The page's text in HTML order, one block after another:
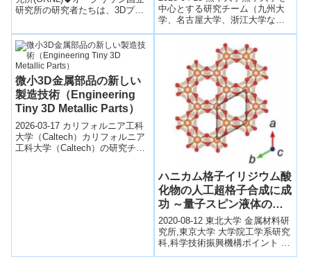
研究所の研究者たちは、3Dプリ
シャフリング」と呼ばれるメ
カ...
中心とする研究チーム（九州大
学、名古屋大学、浙江大学な
ど）は、パルス電流を用いてチ
タン合金を瞬時に強靭化する新
微小3D金属部品の新しい
製造技術（Engineering
Tiny 3D Metallic Parts）
2026-03-17 カリフォルニア工科
大学（Caltech）カリフォルニア
工科大学（Caltech）の研究チー
ハニカム格子イリジウム酸
化物の人工超格子合成に成
功 ～量子スピン液体の制
御技術開発に前進～
2020-08-12 東北大学 金属材料研
究所,東京大学 大学院工学系研究
科,科学技術振興機構ポイント 真
空成膜技術を駆使して、天然に